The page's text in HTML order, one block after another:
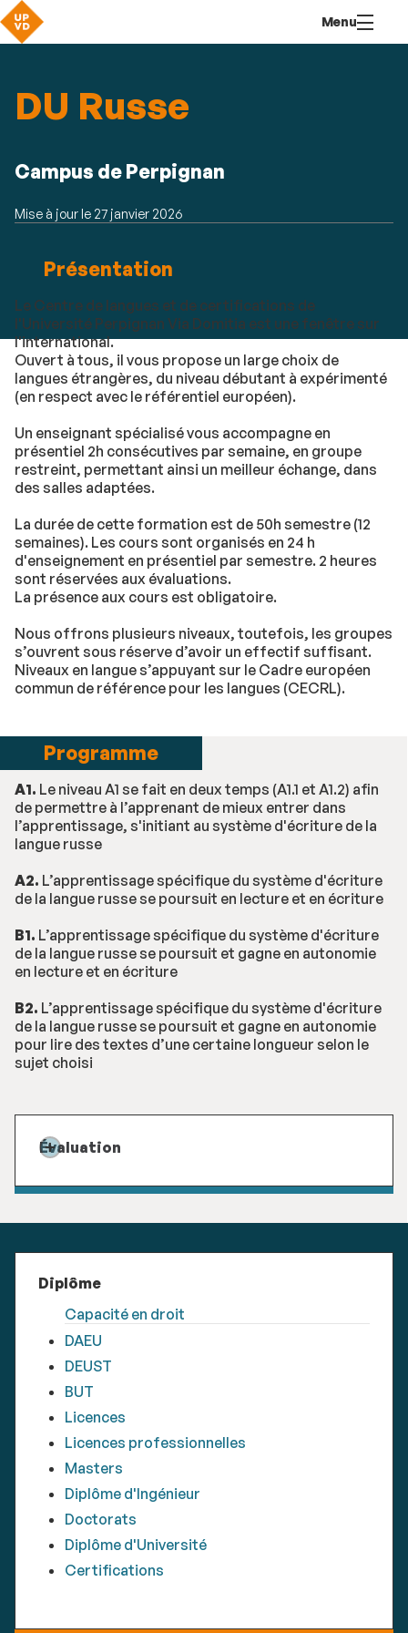
contenu
Menu
DU Russe
Résumé
Campus de Perpignan
Mise à jour le 27 janvier 2026
Présentation
Le Centre de langues et de certifications de
l'Université Perpignan Via Domitia est une fenêtre sur
l'international.
Ouvert à tous, il vous propose un large choix de
langues étrangères, du niveau débutant à expérimenté
(en respect avec le référentiel européen).
Un enseignant spécialisé vous accompagne en
présentiel 2h consécutives par semaine, en groupe
restreint, permettant ainsi un meilleur échange, dans
des salles adaptées.
La durée de cette formation est de 50h semestre (12
semaines). Les cours sont organisés en 24 h
d'enseignement en présentiel par semestre. 2 heures
sont réservées aux évaluations.
La présence aux cours est obligatoire.
Nous offrons plusieurs niveaux, toutefois, les groupes
s’ouvrent sous réserve d’avoir un effectif suffisant.
Niveaux en langue s’appuyant sur le Cadre européen
commun de référence pour les langues (CECRL).
Programme
A1. Le niveau A1 se fait en deux temps (A1.1 et A1.2) afin
de permettre à l’apprenant de mieux entrer dans
l’apprentissage, s'initiant au système d'écriture de la
langue russe
A2. L’apprentissage spécifique du système d'écriture
de la langue russe se poursuit en lecture et en écriture
B1. L’apprentissage spécifique du système d'écriture
de la langue russe se poursuit et gagne en autonomie
en lecture et en écriture
B2. L’apprentissage spécifique du système d'écriture
de la langue russe se poursuit et gagne en autonomie
pour lire des textes d’une certaine longueur selon le
sujet choisi
Évaluation
Diplôme
Capacité en droit
DAEU
DEUST
BUT
Licences
Licences professionnelles
Masters
Diplôme d'Ingénieur
Doctorats
Diplôme d'Université
Certifications